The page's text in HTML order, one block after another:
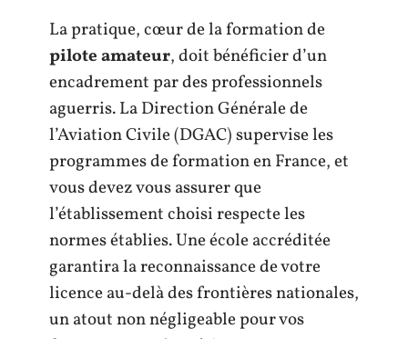
La pratique, cœur de la formation de
pilote amateur, doit bénéficier d’un
encadrement par des professionnels
aguerris. La Direction Générale de
l’Aviation Civile (DGAC) supervise les
programmes de formation en France, et
vous devez vous assurer que
l’établissement choisi respecte les
normes établies. Une école accréditée
garantira la reconnaissance de votre
licence au-delà des frontières nationales,
un atout non négligeable pour vos